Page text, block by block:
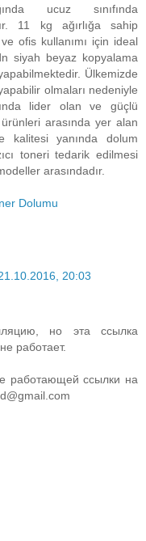
ucuz sınıfında
11 kg ağırlığa sahip
ofis kullanımı için ideal
siyah beyaz kopyalama
Ülkemizde
olmaları nedeniyle
lider olan ve güçlü
ürünleri arasında yer alan
kalitesi yanında dolum
toneri tedarik edilmesi
arasındadır.
Dolumu
20:03
но эта ссылка
работает.
работающей ссылки на